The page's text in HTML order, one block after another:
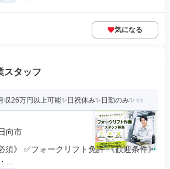
気になる
スタッフ
収26万円以上可能✨日祝休み✨日勤のみ✨
向市
須》 ✅フォークリフト免許 《歓迎条件》
...